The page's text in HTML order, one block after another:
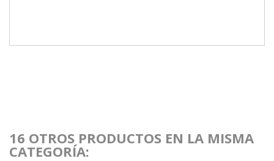
16 OTROS PRODUCTOS EN LA MISMA
CATEGORÍA: